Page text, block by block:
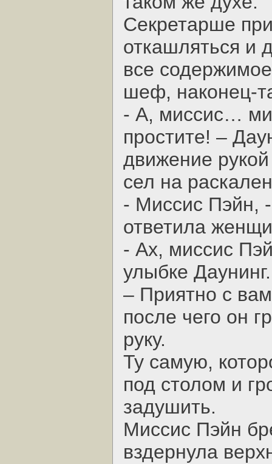
Секретарше
откашляться и
все
шеф, наконец-
- А, миссис…
простите! –
движение
сел на
- Миссис Пэйн,
ответила
- Ах, миссис
улыбке Даунинг.
– Приятно с
после чего он
руку.
Ту самую,
под столом и
задушить.
Миссис Пэйн
вздернула